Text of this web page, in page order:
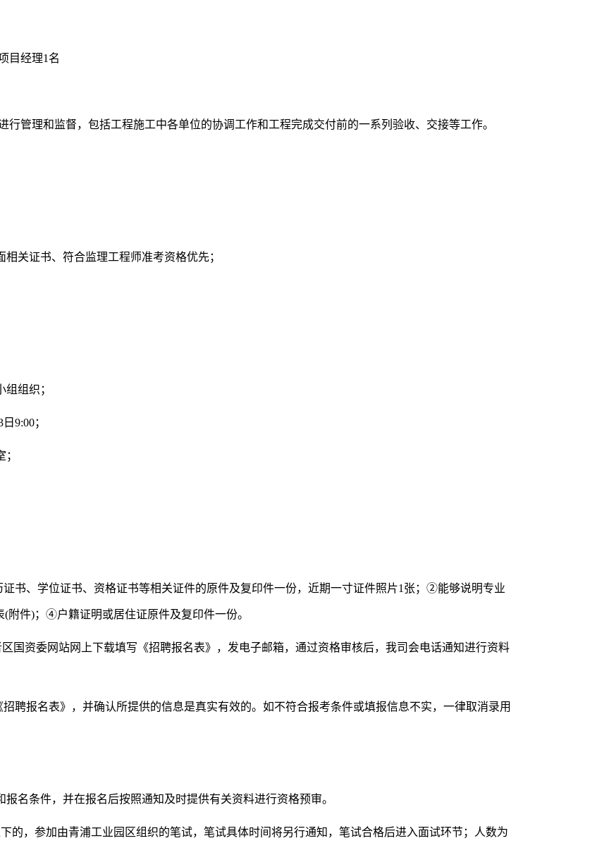
目经理1名
行管理和监督，包括工程施工中各单位的协调工作和工程完成交付前的一系列验收、交接等工作。
关证书、符合监理工程师准考资格优先；
组织；
9:00；
书、学位证书、资格证书等相关证件的原件及复印件一份，近期一寸证件照片1张；②能够说明专业
件)；④户籍证明或居住证原件及复印件一份。
区国资委网站网上下载填写《招聘报名表》，发电子邮箱，通过资格审核后，我司会电话通知进行资料
聘报名表》，并确认所提供的信息是真实有效的。如不符合报考条件或填报信息不实，一律取消录用
名条件，并在报名后按照通知及时提供有关资料进行资格预审。
的，参加由青浦工业园区组织的笔试，笔试具体时间将另行通知，笔试合格后进入面试环节；人数为